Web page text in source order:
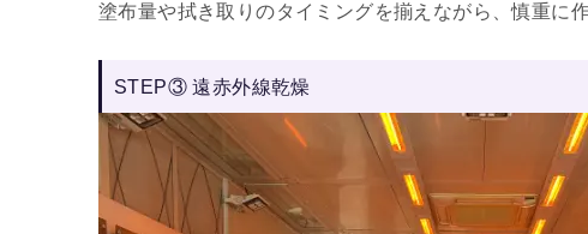
塗布量や拭き取りのタイミングを揃えながら、慎重に
STEP③ 遠赤外線乾燥